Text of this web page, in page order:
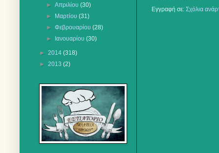
Εγγραφή σε: Σχόλια
►Απριλίου(30)
►
Μαρτίου(31)
►Φεβρουαρίου(28)
►
Ιανουαρίου(30)
► 2014 (318)
► 2013 (2)